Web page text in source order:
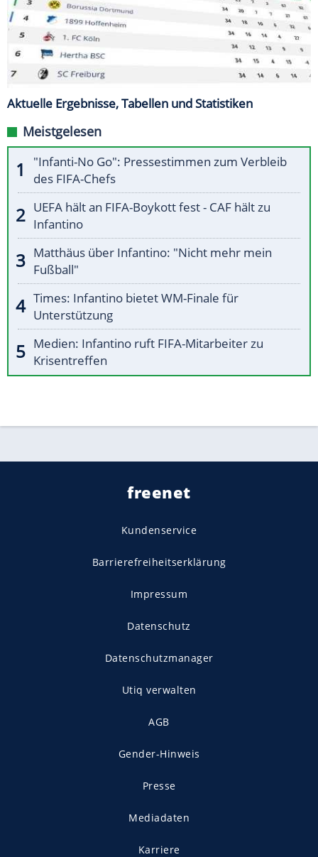
Aktuelle Ergebnisse, Tabellen und Statistiken
Meistgelesen
"Infanti-No Go": Pressestimmen zum Verbleib
des FIFA-Chefs
UEFA hält an FIFA-Boykott fest - CAF hält zu
Infantino
Matthäus über Infantino: "Nicht mehr mein
Fußball"
Times: Infantino bietet WM-Finale für
Unterstützung
Medien: Infantino ruft FIFA-Mitarbeiter zu
Krisentreffen
freenet
Kundenservice
Barrierefreiheitserklärung
Impressum
Datenschutz
Datenschutzmanager
Utiq verwalten
AGB
Gender-Hinweis
Presse
Mediadaten
Karriere